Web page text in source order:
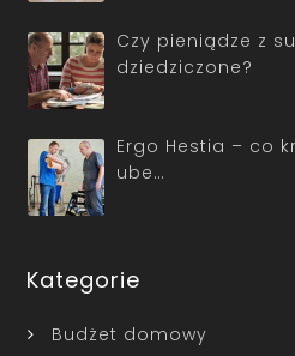
Czy pieniądze z
dziedziczone?
Ergo Hestia – co
ube…
Kategorie
Budżet domowy